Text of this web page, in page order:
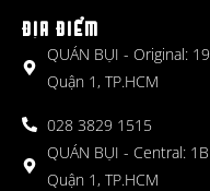
ĐỊA ĐIỂM
QUÁN BỤI - Original:
Quận 1, TP.HCM
028 3829 1515
QUÁN BỤI - Central:
Quận 1, TP.HCM